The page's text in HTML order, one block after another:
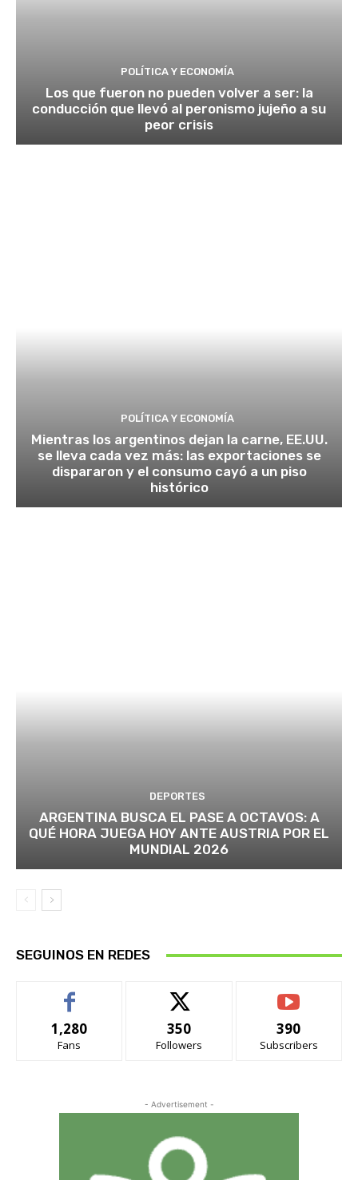
POLÍTICA Y ECONOMÍA
Los que fueron no pueden volver a ser: la
conducción que llevó al peronismo jujeño a su
peor crisis
POLÍTICA Y ECONOMÍA
Mientras los argentinos dejan la carne, EE.UU.
se lleva cada vez más: las exportaciones se
dispararon y el consumo cayó a un piso
histórico
DEPORTES
ARGENTINA BUSCA EL PASE A OCTAVOS: A
QUÉ HORA JUEGA HOY ANTE AUSTRIA POR EL
MUNDIAL 2026
SEGUINOS EN REDES
1,280
Fans
350
Followers
390
Subscribers
- Advertisement -